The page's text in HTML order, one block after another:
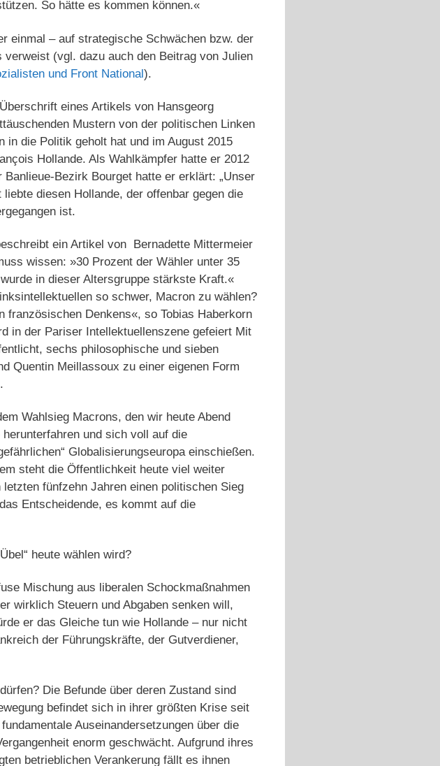
So hätte es kommen können.«
einmal – auf strategische Schwächen bzw. der
(vgl. dazu auch den Beitrag von Julien
und Front National).
eines Artikels von Hansgeorg
Mustern von der politischen Linken
die Politik geholt hat und im August 2015
Hollande. Als Wahlkämpfer hatte er 2012
Bezirk Bourget hatte er erklärt: „Unser
diesen Hollande, der offenbar gegen die
ist.
ein Artikel von Bernadette Mittermeier
wissen: »30 Prozent der Wähler unter 35
in dieser Altersgruppe stärkste Kraft.«
so schwer, Macron zu wählen?
französischen Denkens«, so Tobias Haberkorn
in der Pariser Intellektuellenszene gefeiert Mit
sechs philosophische und sieben
Quentin Meillassoux zu einer eigenen Form
Wahlsieg Macrons, den wir heute Abend
und sich voll auf die
Globalisierungseuropa einschießen.
steht die Öffentlichkeit heute viel weiter
fünfzehn Jahren einen politischen Sieg
Entscheidende, es kommt auf die
heute wählen wird?
Mischung aus liberalen Schockmaßnahmen
wirklich Steuern und Abgaben senken will,
er das Gleiche tun wie Hollande – nur nicht
der Führungskräfte, der Gutverdiener,
Die Befunde über deren Zustand sind
befindet sich in ihrer größten Krise seit
Auseinandersetzungen über die
enorm geschwächt. Aufgrund ihres
betrieblichen Verankerung fällt es ihnen